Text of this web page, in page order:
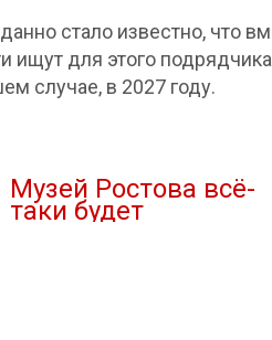
стало известно, что
ищут для этого
случае, в 2027 году.
Музей Ростова всё-
таки будет